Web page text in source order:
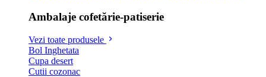
Ambalaje cofetărie-patiserie
Vezi toate produsele
Bol Inghetata
Cupa desert
Cutii cozonac